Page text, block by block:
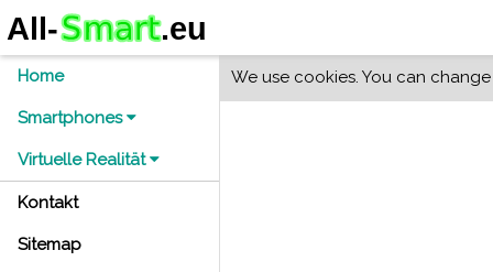
Home
Smartphones
Virtuelle Realität
Kontakt
Sitemap
We use cookies. You can